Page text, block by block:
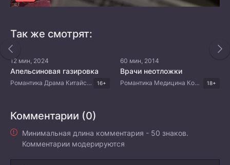
Так же смотрят:
12 мин, 2024
Апельсиновая газировка
Романтика Драма Китайские дорамы 16+
60 мин, 2014
Врачи неотложки
Романтика Медицина Комедия Драма Корейские дорамы 18+
Комментарии (0)
Минимальная длина комментария - 50 знаков.
Комментарии модерируются